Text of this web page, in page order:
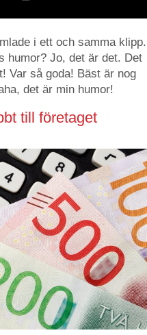
i ett och samma klipp.
humor? Jo, det är det. Det
Var så goda! Bäst är nog
det är min humor!
till företaget